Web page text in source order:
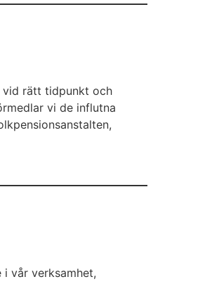
rätt tidpunkt och
vi de influtna
vår verksamhet,